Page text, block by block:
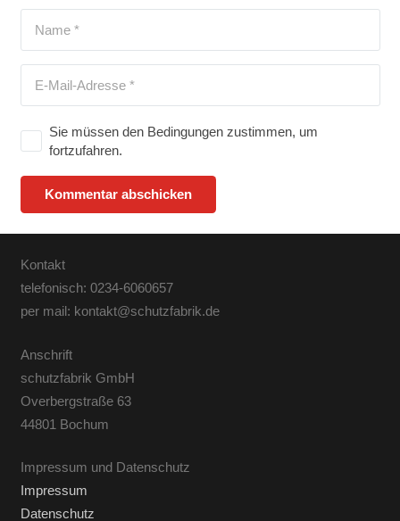
Sie müssen den Bedingungen zustimmen, um
fortzufahren.
Kommentar abschicken
Kontakt
telefonisch: 0234-6060657
per mail: kontakt@schutzfabrik.de
Anschrift
schutzfabrik GmbH
Overbergstraße 63
44801 Bochum
Impressum und Datenschutz
Impressum
Datenschutz